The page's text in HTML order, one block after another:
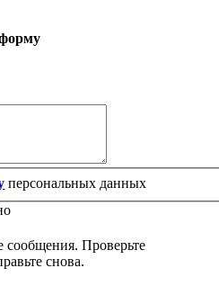
персональных данных
сообщения. Проверьте
снова.